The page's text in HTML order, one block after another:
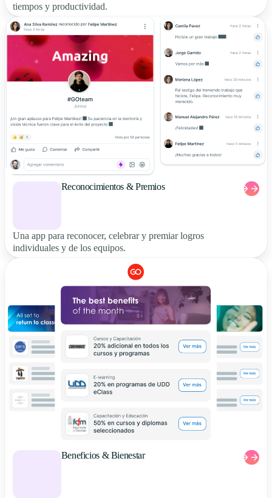
tiempos y productividad.
Reconocimientos & Premios
Una app para reconocer, celebrar y premiar logros
individuales y de los equipos.
Beneficios & Bienestar